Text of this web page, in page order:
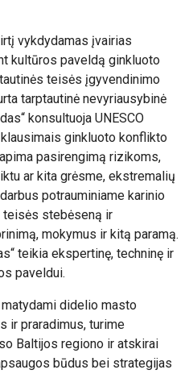
vykdydamas įvairias
kultūros paveldą ginkluoto
teisės įgyvendinimo
tarptautinė nevyriausybinė
konsultuoja UNESCO
ginkluoto konflikto
pasirengimą rizikoms,
ar kita grėsme, ekstremalių
potrauminiame karinio
teisės stebėseną ir
mokymus ir kitą paramą.
teikia ekspertinę, techninę ir
paveldui.
matydami didelio masto
ir praradimus, turime
Baltijos regiono ir atskirai
būdus bei strategijas